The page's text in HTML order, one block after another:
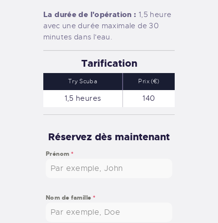
La durée de l'opération : 1,5 heure
avec une durée maximale de 30
minutes dans l'eau.
Tarification
Try Scuba Prix (€)
1,5 heures 140
Réservez dès maintenant
Prénom *
Nom de famille *